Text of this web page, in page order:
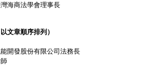
海商法學會理事長
文章順序排列）
開發股份有限公司法務長